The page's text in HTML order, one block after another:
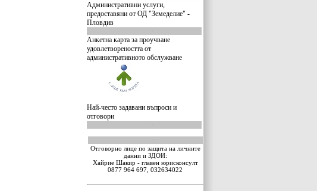
Административни услуги,
предоставяни от ОД "Земеделие" -
Пловдив
Анкетна карта за проучване
удовлетвореността от
административното обслужване
Най-често задавани въпроси и
отговори
Отговорно лице по защита на личните
данни и ЗДОИ:
Хайрие Шакир - главен юрисконсулт
0877 964 697, 032634022